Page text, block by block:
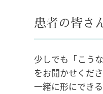
患者の皆さ
少しでも「こう
をお聞かせくださ
一緒に形にでき